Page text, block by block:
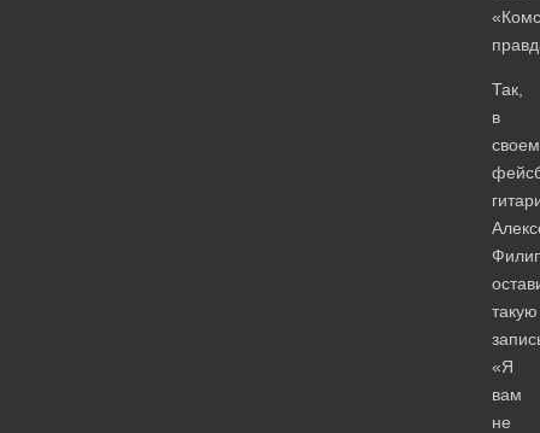
Так,
в
своем
такую
«Я
вам
не